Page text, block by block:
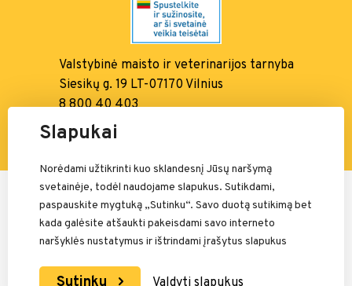
Valstybinė maisto ir veterinarijos tarnyba
Siesikų g. 19 LT-07170 Vilnius
8 800 40 403
info@vmvt.lt, www.vmvt.lt
Mokėjimais rūpinasi:
Slapukai
Norėdami užtikrinti kuo sklandesnį Jūsų naršymą
svetainėje, todėl naudojame slapukus. Sutikdami,
paspauskite mygtuką „Sutinku“. Savo duotą sutikimą bet
kada galėsite atšaukti pakeisdami savo interneto
naršyklės nustatymus ir ištrindami įrašytus slapukus
Valdyti slapukus